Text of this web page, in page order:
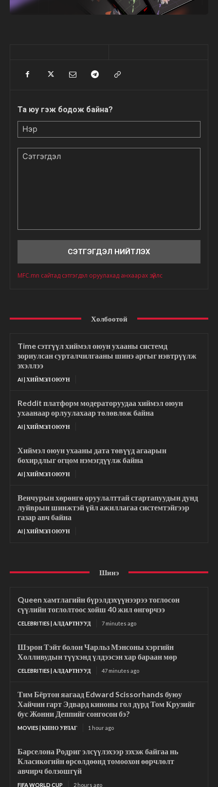
Та юу гэж бодож байна?
MFC.mn сайтад сэтгэгдэл оруулахад анхаарах зүйлс
Холбоотой
Time сэтгүүл хиймэл оюун ухааны системд
зориулсан сурталчилгааны шинэ аргыг нэвтрүүлж
эхэллээ
AI | ХИЙМЭЛ ОЮУН
Reddit платформ модераторуудаа хиймэл оюун
ухаанаар орлуулахаар төлөвлөж байна
AI | ХИЙМЭЛ ОЮУН
Хиймэл оюун ухааны дата төвүүд агаарын
бохирдлыг огцом нэмэгдүүлж байна
AI | ХИЙМЭЛ ОЮУН
Венчурын хөрөнгө оруулалттай стартапуудын дунд
луйврын шинжтэй үйл ажиллагаа системтэйгээр
газар авч байна
AI | ХИЙМЭЛ ОЮУН
Шинэ
Queen хамтлагийн бүрэлдэхүүнээрээ тоглосон
сүүлийн тоглолтоос хойш 40 жил өнгөрчээ
CELEBRITIES | АЛДАРТНУУД 7 minutes ago
Шэрон Тэйт болон Чарльз Мэнсоны хэргийн
Холливудын түүхэнд үлдээсэн хар бараан мөр
CELEBRITIES | АЛДАРТНУУД 47 minutes ago
Тим Бёртон яагаад Edward Scissorhands буюу
Хайчин гарт Эдвард киноны гол дүрд Том Крузийг
бус Жонни Деппийг сонгосон бэ?
MOVIES | КИНО УРЛАГ 1 hour ago
Барселона Родриг элсүүлэхээр зэхэж байгаа нь
Класикогийн өрсөлдөөнд томоохон өөрчлөлт
авчирч болзошгүй
FIFA WORLD CUP 2 hours ago